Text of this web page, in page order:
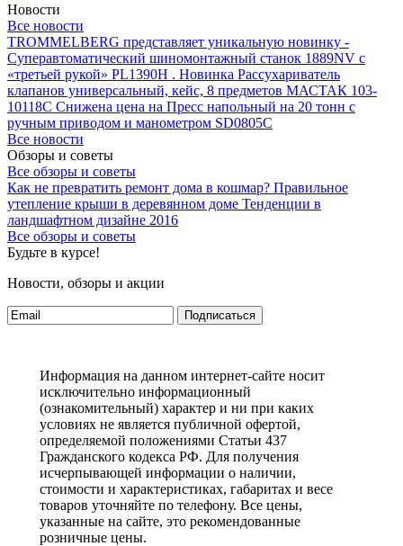
Новости
Все новости
TROMMELBERG представляет уникальную новинку -
Суперавтоматический шиномонтажный станок 1889NV с
«третьей рукой» PL1390H . Новинка Рассухариватель
клапанов универсальный, кейс, 8 предметов МАСТАК 103-
10118C Снижена цена на Пресс напольный на 20 тонн с
ручным приводом и манометром SD0805C
Все новости
Обзоры и советы
Все обзоры и советы
Как не превратить ремонт дома в кошмар? Правильное
утепление крыши в деревянном доме Тенденции в
ландшафтном дизайне 2016
Все обзоры и советы
Будьте в курсе!
Новости, обзоры и акции
Подписаться
Информация на данном интернет-сайте носит
исключительно информационный
(ознакомительный) характер и ни при каких
условиях не является публичной офертой,
определяемой положениями Статьи 437
Гражданского кодекса РФ. Для получения
исчерпывающей информации о наличии,
стоимости и характеристиках, габаритах и весе
товаров уточняйте по телефону. Все цены,
указанные на сайте, это рекомендованные
розничные цены.